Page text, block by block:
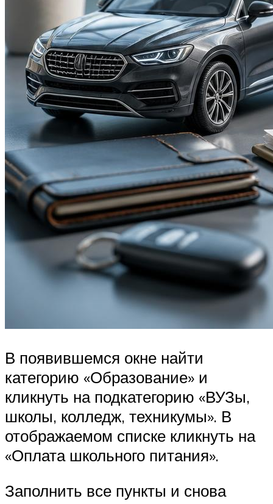
В появившемся окне найти
категорию «Образование» и
кликнуть на подкатегорию «ВУЗы,
школы, колледж, техникумы». В
отображаемом списке кликнуть на
«Оплата школьного питания».
Заполнить все пункты и снова